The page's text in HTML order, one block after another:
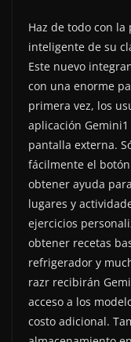
Haz de todo con
inteligente de su
Este nuevo
con una enorme
primera vez, los
aplicación
pantalla externa.
fácilmente el
obtener ayuda
lugares y
ejercicios
obtener recetas
refrigerador y
razr recibirán
acceso a los
costo adicional.